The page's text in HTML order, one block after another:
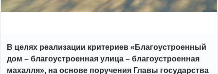
В целях реализации критериев «Благоустроенный
дом – благоустроенная улица – благоустроенная
махалля», на основе поручения Главы государства